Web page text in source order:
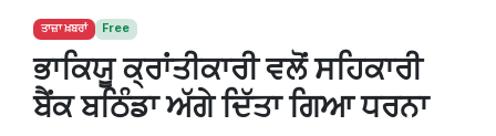
ਤਾਜ਼ਾ ਖ਼ਬਰਾਂ Free
ਭਾਕਿਯੂ ਕ੍ਰਾਂਤੀਕਾਰੀ ਵਲੋਂ ਸਹਿਕਾਰੀ
ਬੈਂਕ ਬਠਿੰਡਾ ਅੱਗੇ ਦਿੱਤਾ ਗਿਆ ਧਰਨਾ